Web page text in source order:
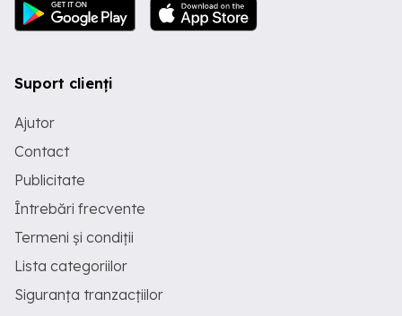
Suport clienți
Ajutor
Contact
Publicitate
Întrebări frecvente
Termeni și condiții
Lista categoriilor
Siguranța tranzacțiilor